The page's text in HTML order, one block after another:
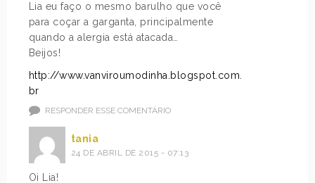
Lia eu faço o mesmo barulho que você
para coçar a garganta, principalmente
quando a alergia está atacada…
Beijos!
http://www.vanviroumodinha.blogspot.com.
br
RESPONDER ESSE COMENTÁRIO
tania
24 DE ABRIL DE 2015 - 07:13
Oi Lia!